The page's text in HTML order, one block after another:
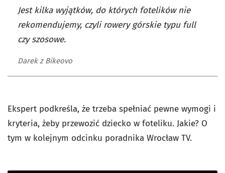
Jest kilka wyjątków, do których fotelików nie
rekomendujemy, czyli rowery górskie typu full
czy szosowe.
Darek z Bikeovo
Ekspert podkreśla, że trzeba spełniać pewne wymogi i
kryteria, żeby przewozić dziecko w foteliku. Jakie? O
tym w kolejnym odcinku poradnika Wrocław TV.